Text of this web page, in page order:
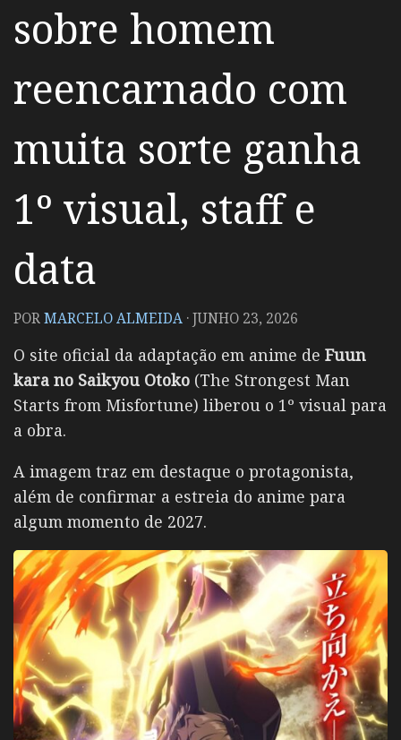
sobre homem
reencarnado com
muita sorte ganha
1º visual, staff e
data
PORMARCELO ALMEIDA ·JUNHO 23, 2026
O site oficial da adaptação em anime de Fuun
kara no Saikyou Otoko (The Strongest Man
Starts from Misfortune) liberou o 1º visual para
a obra.
A imagem traz em destaque o protagonista,
além de confirmar a estreia do anime para
algum momento de 2027.